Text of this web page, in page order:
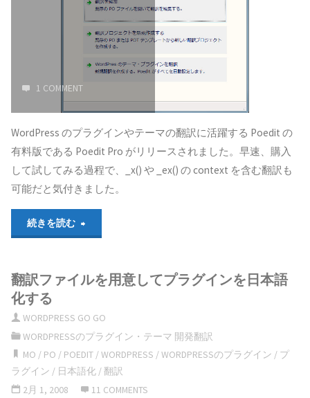
ク
ト
リ
の
assets
(ア
ト)
使
い
方
1 COMMENT
WordPress のプラグインやテーマの翻訳に活躍する Poedit の
有料版である Poedit Pro がリリースされました。早速、購入
して試してみる過程で、_x() や _ex() の context を含む翻訳も
可能だと気付きました。
続きを読む
の
機
能
翻訳ファイルを用意してプラグインを日本語
化する
WORDPRESS GO GO
WORDPRESSのプラグイン・テーマ 開発翻訳
MO / PO / POEDIT/WORDPRESS /WORDPRESSのプラグイン / プ
ラグイン / 日本語化 /翻訳
2月 1, 2008
11 COMMENTS